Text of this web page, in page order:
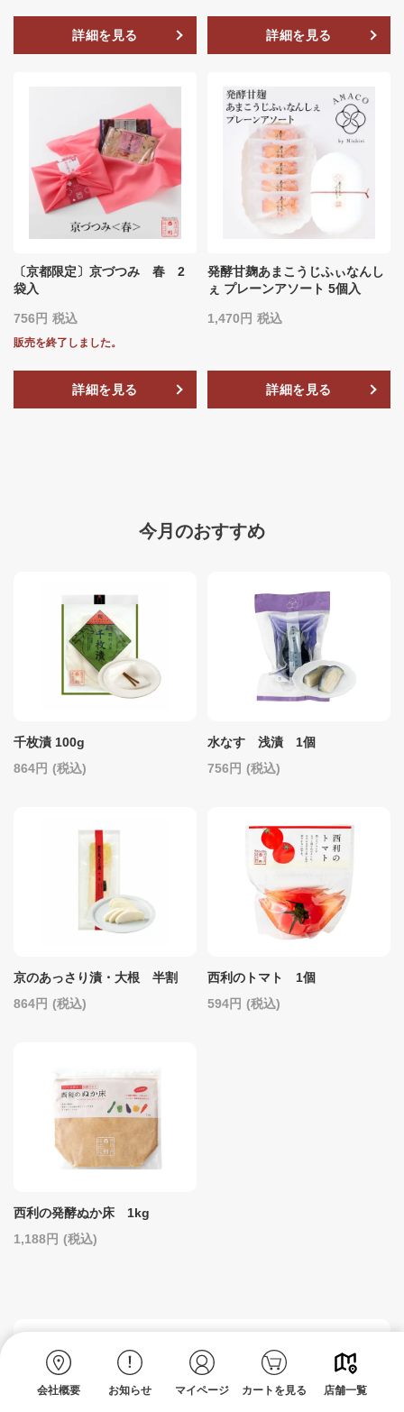
会社概要 お知らせ マイページ カートを見る 店舗一覧
詳細を見る 詳細を見る
〔京都限定〕京づつみ 春 2
袋入
756 税込
販売を終了しました。
詳細を見る
発酵甘麹あまこうじふぃなんし
ぇ プレーンアソート 5個入
1,470 税込
詳細を見る
今月のおすすめ
千枚漬 100g
864
(税込)
水なす 浅漬 1個
756
(税込)
京のあっさり漬・大根 半割
864
(税込)
西利のトマト 1個
594
(税込)
西利の発酵ぬか床 1kg
1,188
(税込)
HOW TO ENJOY NISHIRI